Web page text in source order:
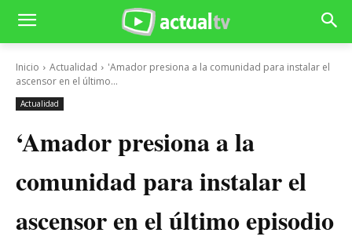
Inicio Actualidad
'Amador presiona a la comunidad para instalar el
ascensor en el último...
Actualidad
‘Amador presiona a la
comunidad para instalar el
ascensor en el último episodio